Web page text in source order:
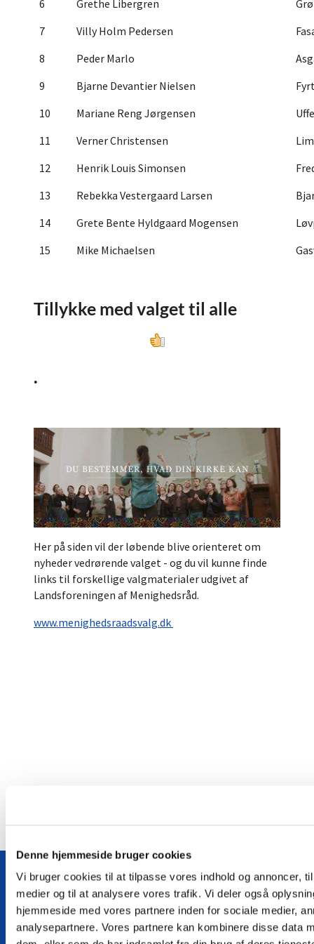
Denne hjemmeside bruger cookies
Vi bruger cookies til at tilpasse vores indhold og annoncer,
medier og til at analysere vores trafik. Vi deler også
hjemmeside med vores partnere inden for sociale medier,
analysepartnere. Vores partnere kan kombinere disse data
6 Grethe Libergren
7
Villy Holm Pedersen
8
Peder Marlo
9
Bjarne Devantier Nielsen
10
Mariane Reng Jørgensen
11
Verner Christensen
12
Henrik Louis Simonsen
13
Rebekka Vestergaard Larsen
14
Grete Bente Hyldgaard Mogensen
15
Mike Michaelsen
Tillykke med valget til alle
.
Her på siden vil der løbende blive orienteret om
nyheder vedrørende valget - og du vil kunne finde
links til forskellige valgmaterialer udgivet af
Landsforeningen af Menighedsråd.
www.menighedsraadsvalg.dk
Følg os på Facebook